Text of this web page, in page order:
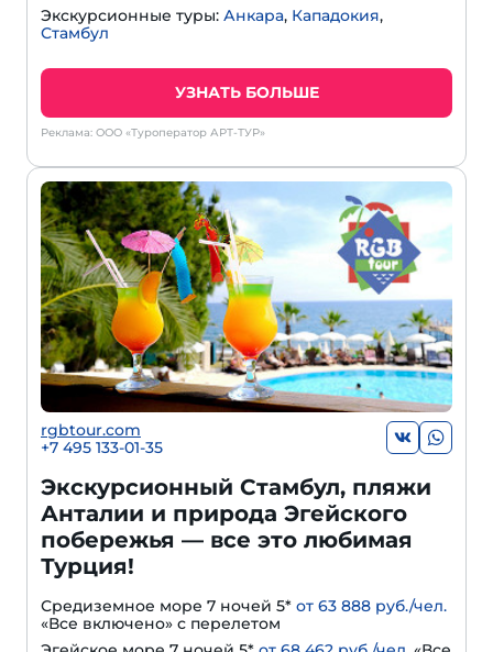
Экскурсионные туры: Анкара, Кападокия,
Стамбул
УЗНАТЬ БОЛЬШЕ
Реклама: ООО «Туроператор АРТ-ТУР»
rgbtour.com
+7 495 133-01-35
Экскурсионный Стамбул, пляжи
Анталии и природа Эгейского
побережья — все это любимая
Турция!
Средиземное море 7 ночей 5* от 63 888 руб./чел.
«Все включено» с перелетом